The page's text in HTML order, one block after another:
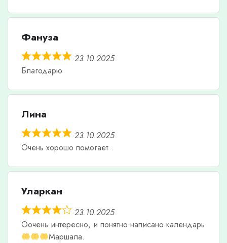
Фануза
23.10.2025
Благодарю
Лина
23.10.2025
Очень хорошо помогает .
Уларкан
23.10.2025
Оочень интересно, и понятно написано календарь
Маршала.